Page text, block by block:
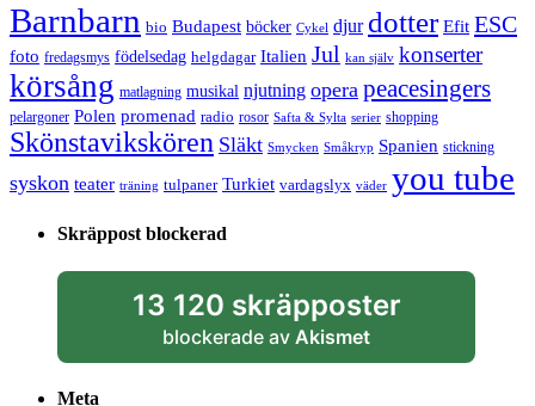
Barnbarn bio Budapest böcker Cykel djur dotter Efit ESC
foto fredagsmys födelsedag helgdagar Italien Jul kan själv konserter
körsång matlagning musikal njutning opera peacesingers
pelargoner Polen promenad radio rosor Safta & Sylta serier shopping
Skönstavikskören Släkt Smycken Småkryp Spanien stickning
syskon teater träning tulpaner Turkiet vardagslyx väder you tube
Skräppost blockerad
13 120 skräpposter
blockerade av Akismet
Meta